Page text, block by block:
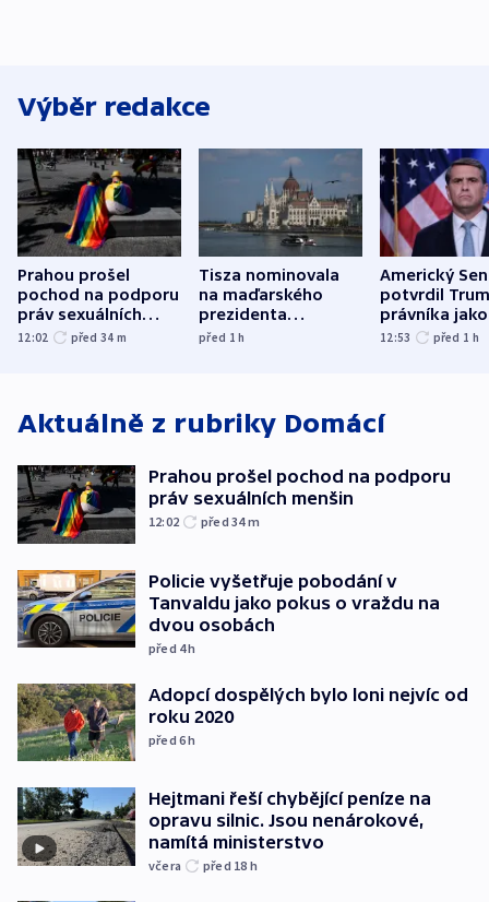
Výběr redakce
Prahou prošel
pochod na podporu
práv sexuálních
menšin
12:02 před 34 m
Tisza nominovala
na maďarského
prezidenta
bývalého šéfa
před 1h
Americký
potvrdil
právníka jako
ministra
12:53 před 1 h
Aktuálně z rubriky Domácí
Prahou prošel pochod na podporu
práv sexuálních menšin
12:02 před 34m
Policie vyšetřuje pobodání v
Tanvaldu jako pokus o vraždu na
dvou osobách
před 4h
Adopcí dospělých bylo loni nejvíc od
roku 2020
před 6h
Hejtmani řeší chybějící peníze na
opravu silnic. Jsou nenárokové,
namítá ministerstvo
včera před 18 h